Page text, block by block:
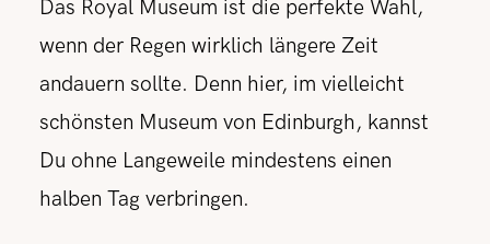
Das Royal Museum ist die perfekte Wahl,
wenn der Regen wirklich längere Zeit
andauern sollte. Denn hier, im vielleicht
schönsten Museum von Edinburgh, kannst
Du ohne Langeweile mindestens einen
halben Tag verbringen.